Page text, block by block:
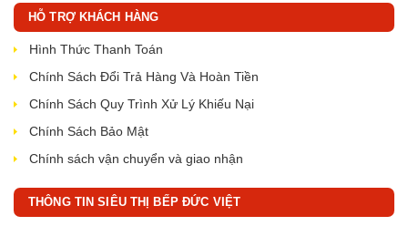
HỖ TRỢ KHÁCH HÀNG
Hình Thức Thanh Toán
Chính Sách Đổi Trả Hàng Và Hoàn Tiền
Chính Sách Quy Trình Xử Lý Khiếu Nại
Chính Sách Bảo Mật
Chính sách vận chuyển và giao nhận
THÔNG TIN SIÊU THỊ BẾP ĐỨC VIỆT